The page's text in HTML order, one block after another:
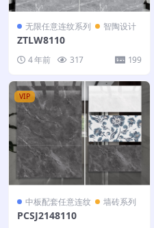
无限任意连纹系列 智陶设计
ZTLW8110
4 年前 317 199
VIP
中板配套任意连纹 墙砖系列
PCSJ2148110